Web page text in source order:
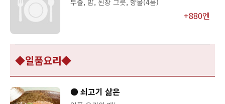
부출, 밥, 된장 그릇, 향물(4품)
+880엔
◆일품요리◆
● 쇠고기 삶은